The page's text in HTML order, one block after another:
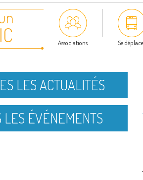
Associations Se
LES ACTUALITÉS
LES ÉVÉNEMENTS